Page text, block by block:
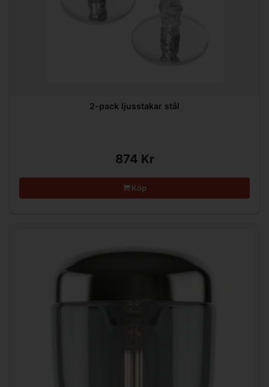
2-pack ljusstakar stål
874 Kr
Köp